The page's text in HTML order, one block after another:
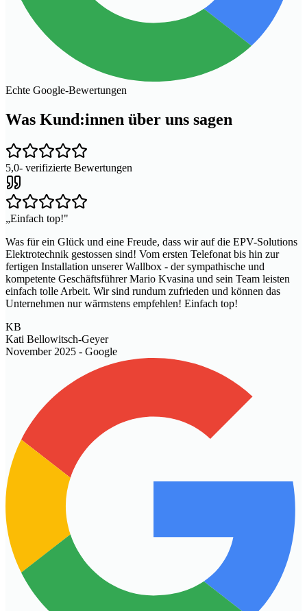
Echte Google-Bewertungen
Was Kund:innen über uns sagen
5,0- verifizierte Bewertungen
„Einfach top!"
Was für ein Glück und eine Freude, dass wir auf die EPV-Solutions
Elektrotechnik gestossen sind! Vom ersten Telefonat bis hin zur
fertigen Installation unserer Wallbox - der sympathische und
kompetente Geschäftsführer Mario Kvasina und sein Team leisten
einfach tolle Arbeit. Wir sind rundum zufrieden und können das
Unternehmen nur wärmstens empfehlen! Einfach top!
KB
Kati Bellowitsch-Geyer
November 2025 - Google